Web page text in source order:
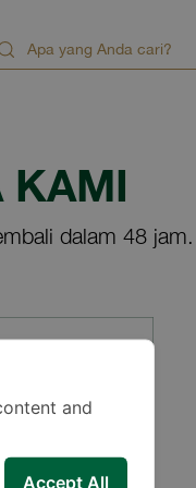
KAMI
dalam 48 jam.
and
Accept All